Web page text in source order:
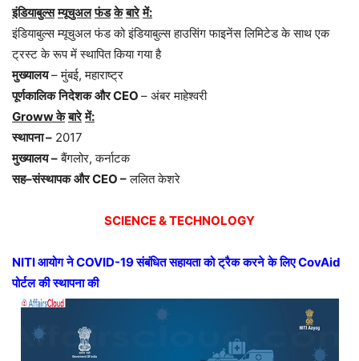
इंडियाबुल्स म्यूचुअल फंड के बारे में:
इंडियाबुल्स म्यूचुअल फंड को इंडियाबुल्स हाउसिंग फाइनेंस लिमिटेड के साथ एक
ट्रस्ट के रूप में स्थापित किया गया है
मुख्यालय– मुंबई, महाराष्ट्र
पूर्णकालिक निदेशक औरCEO – अंबर माहेश्वरी
Growwके बारे में:
स्थापना– 2017
मुख्यालय –बैंगलोर, कर्नाटक
सह–संस्थापक औरCEO –ललित केशरे
SCIENCE & TECHNOLOGY
NITIआयोग नेCOVID-19संबंधित सहायता को ट्रैक करने के लिएCovAid
पोर्टल की स्थापना की